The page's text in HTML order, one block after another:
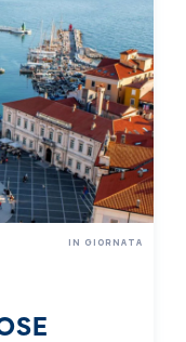
IN GIORNATA